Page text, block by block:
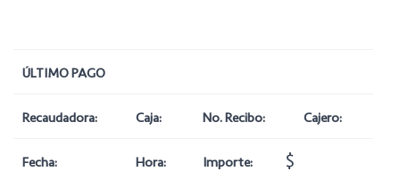
ÚLTIMO PAGO
Recaudadora: Caja: No. Recibo: Cajero:
Fecha: Hora: Importe: $